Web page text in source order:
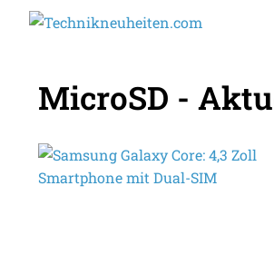
MicroSD -